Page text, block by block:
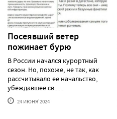
Посеявший ветер
пожинает бурю
В России начался курортный
сезон. Но, похоже, не так, как
рассчитывало ее начальство,
убеждавшее св......
24 ИЮНЯ'2024